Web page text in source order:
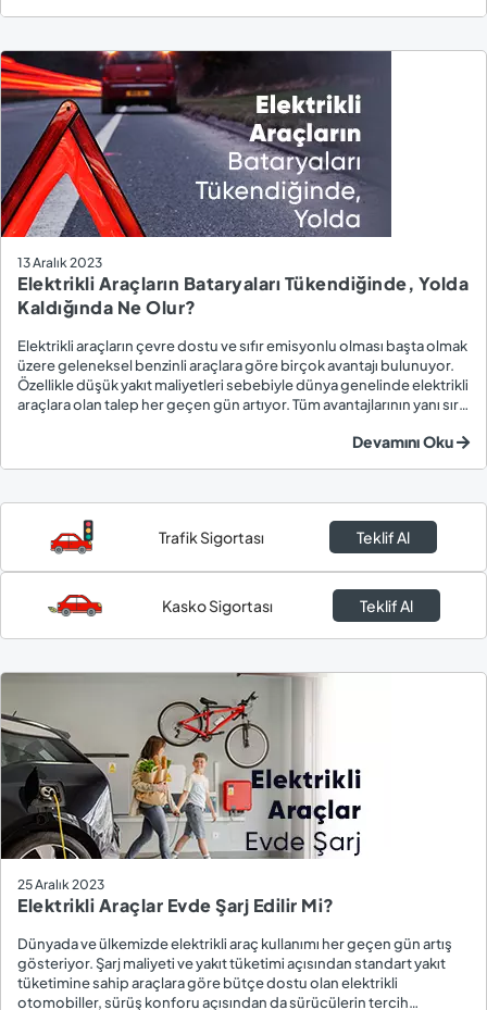
13 Aralık 2023
Elektrikli Araçların Bataryaları Tükendiğinde, Yolda
Kaldığında Ne Olur?
Elektrikli araçların çevre dostu ve sıfır emisyonlu olması başta olmak
üzere geleneksel benzinli araçlara göre birçok avantajı bulunuyor.
Özellikle düşük yakıt maliyetleri sebebiyle dünya genelinde elektrikli
araçlara olan talep her geçen gün artıyor. Tüm avantajlarının yanı sıra
Devamını Oku
Trafik Sigortası Teklif Al
Kasko Sigortası Teklif Al
25 Aralık 2023
Elektrikli Araçlar Evde Şarj Edilir Mi?
Dünyada ve ülkemizde elektrikli araç kullanımı her geçen gün artış
gösteriyor. Şarj maliyeti ve yakıt tüketimi açısından standart yakıt
tüketimine sahip araçlara göre bütçe dostu olan elektrikli
otomobiller, sürüş konforu açısından da sürücülerin tercih